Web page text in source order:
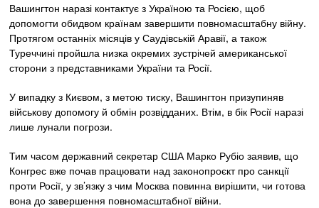
Вашингтон наразі контактує з Україною та Росією, щоб
допомогти обидвом країнам завершити повномасштабну війну.
Протягом останніх місяців у Саудівській Аравії, а також
Туреччині пройшла низка окремих зустрічей американської
сторони з представниками України та Росії.
У випадку з Києвом, з метою тиску, Вашингтон призупиняв
військову допомогу й обмін розвідданих. Втім, в бік Росії наразі
лише лунали погрози.
Тим часом державний секретар США Марко Рубіо заявив, що
Конгрес вже почав працювати над законопроєкт про санкції
проти Росії, у зв’язку з чим Москва повинна вирішити, чи готова
вона до завершення повномасштабної війни.